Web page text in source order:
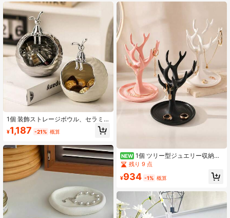
最適、特別な日の贈り物に最適 | ミ
ニマリストスタイルのリングホルダ
ー | 装飾的なアクセサリー かわいい
デスクトップリングスタンド、猫好
きのコレクターアイテム、耐久性、
電源不要、猫好きへの贈り物、ジュ
エリータワー、バレンタインデー、
母の日
1個 装飾ストレージボウル、セラミ
ック製ストレージデコレーション、
高級キーストレージトレイ、モダン
トレージボックス、家庭用ストレー
ジ・整理用品、寝室用アクセサリ
ー、寝室用デコレーション、部屋の
装飾、ホームデコレーション、新学
期準備
¥1,187 -21% 概算
玄関、様々な部屋タイプ、ホラーシ
ーズンの装飾、ホームオフィスデス
クトップデコレーション、クリスマ
ス、感謝祭、新年のギフトに適して
います（電気不要）
NEW 1個 ツリー型ジュエリー収納ラ
ック、鹿の角デザイン トレイ付きジ
ュエリーホルダー、リング、ピア
ス、ネックレス、ブレスレットを収
ィスプレイ収納ラック、女性・女の
子の寝室ドレッサーテーブルトップ
装飾に適し、モダンホームデコレー
ションギフトセット
残り 9 点
¥934 -1% 概算